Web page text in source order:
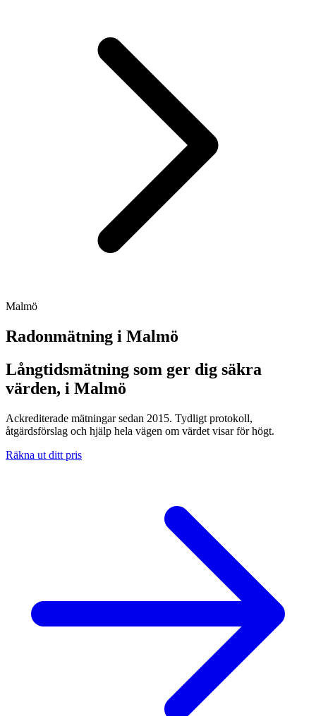
Malmö
Radonmätning i Malmö
Långtidsmätning som ger dig säkra
värden, i Malmö
Ackrediterade mätningar sedan 2015. Tydligt protokoll,
åtgärdsförslag och hjälp hela vägen om värdet visar för högt.
Räkna ut ditt pris